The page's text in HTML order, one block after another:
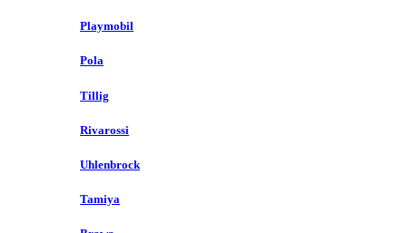
Playmobil
Pola
Tillig
Rivarossi
Uhlenbrock
Tamiya